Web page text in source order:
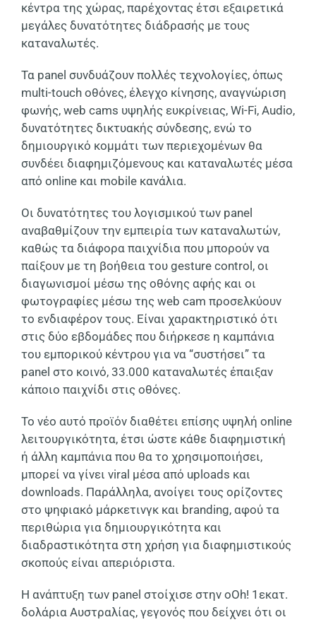
κέντρα της χώρας, παρέχοντας έτσι εξαιρετικά
μεγάλες δυνατότητες διάδρασής με τους
καταναλωτές.
Τα panel συνδυάζουν πολλές τεχνολογίες, όπως
multi-touch οθόνες, έλεγχο κίνησης, αναγνώριση
φωνής, web cams υψηλής ευκρίνειας, Wi-Fi, Audio,
δυνατότητες δικτυακής σύνδεσης, ενώ το
δημιουργικό κομμάτι των περιεχομένων θα
συνδέει διαφημιζόμενους και καταναλωτές μέσα
από online και mobile κανάλια.
Οι δυνατότητες του λογισμικού των panel
αναβαθμίζουν την εμπειρία των καταναλωτών,
καθώς τα διάφορα παιχνίδια που μπορούν να
παίξουν με τη βοήθεια του gesture control, οι
διαγωνισμοί μέσω της οθόνης αφής και οι
φωτογραφίες μέσω της web cam προσελκύουν
το ενδιαφέρον τους. Είναι χαρακτηριστικό ότι
στις δύο εβδομάδες που διήρκεσε η καμπάνια
του εμπορικού κέντρου για να “συστήσει” τα
panel στο κοινό, 33.000 καταναλωτές έπαιξαν
κάποιο παιχνίδι στις οθόνες.
Το νέο αυτό προϊόν διαθέτει επίσης υψηλή online
λειτουργικότητα, έτσι ώστε κάθε διαφημιστική
ή άλλη καμπάνια που θα το χρησιμοποιήσει,
μπορεί να γίνει viral μέσα από uploads και
downloads. Παράλληλα, ανοίγει τους ορίζοντες
στο ψηφιακό μάρκετινγκ και branding, αφού τα
περιθώρια για δημιουργικότητα και
διαδραστικότητα στη χρήση για διαφημιστικούς
σκοπούς είναι απεριόριστα.
Η ανάπτυξη των panel στοίχισε στην oOh! 1εκατ.
δολάρια Αυστραλίας, γεγονός που δείχνει ότι οι